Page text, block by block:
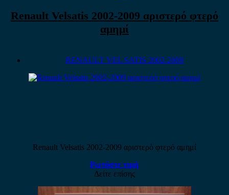
Renault Velsatis 2002-2009 αριστερό φτερό
αμημί
RENAULT VEL SATIS 2002-2009
Renault Velsatis 2002-2009 αριστερό φτερό αμημί
Ρωτήστε τιμή
Δείτε επίσης